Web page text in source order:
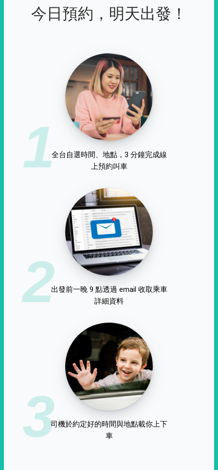
今日預約，明天出發！
1全台自選時間、地點，3 分鐘完成線
上預約叫車
2出發前一晚 9 點透過 email 收取乘車
詳細資料
3司機於約定好的時間與地點載你上下
車